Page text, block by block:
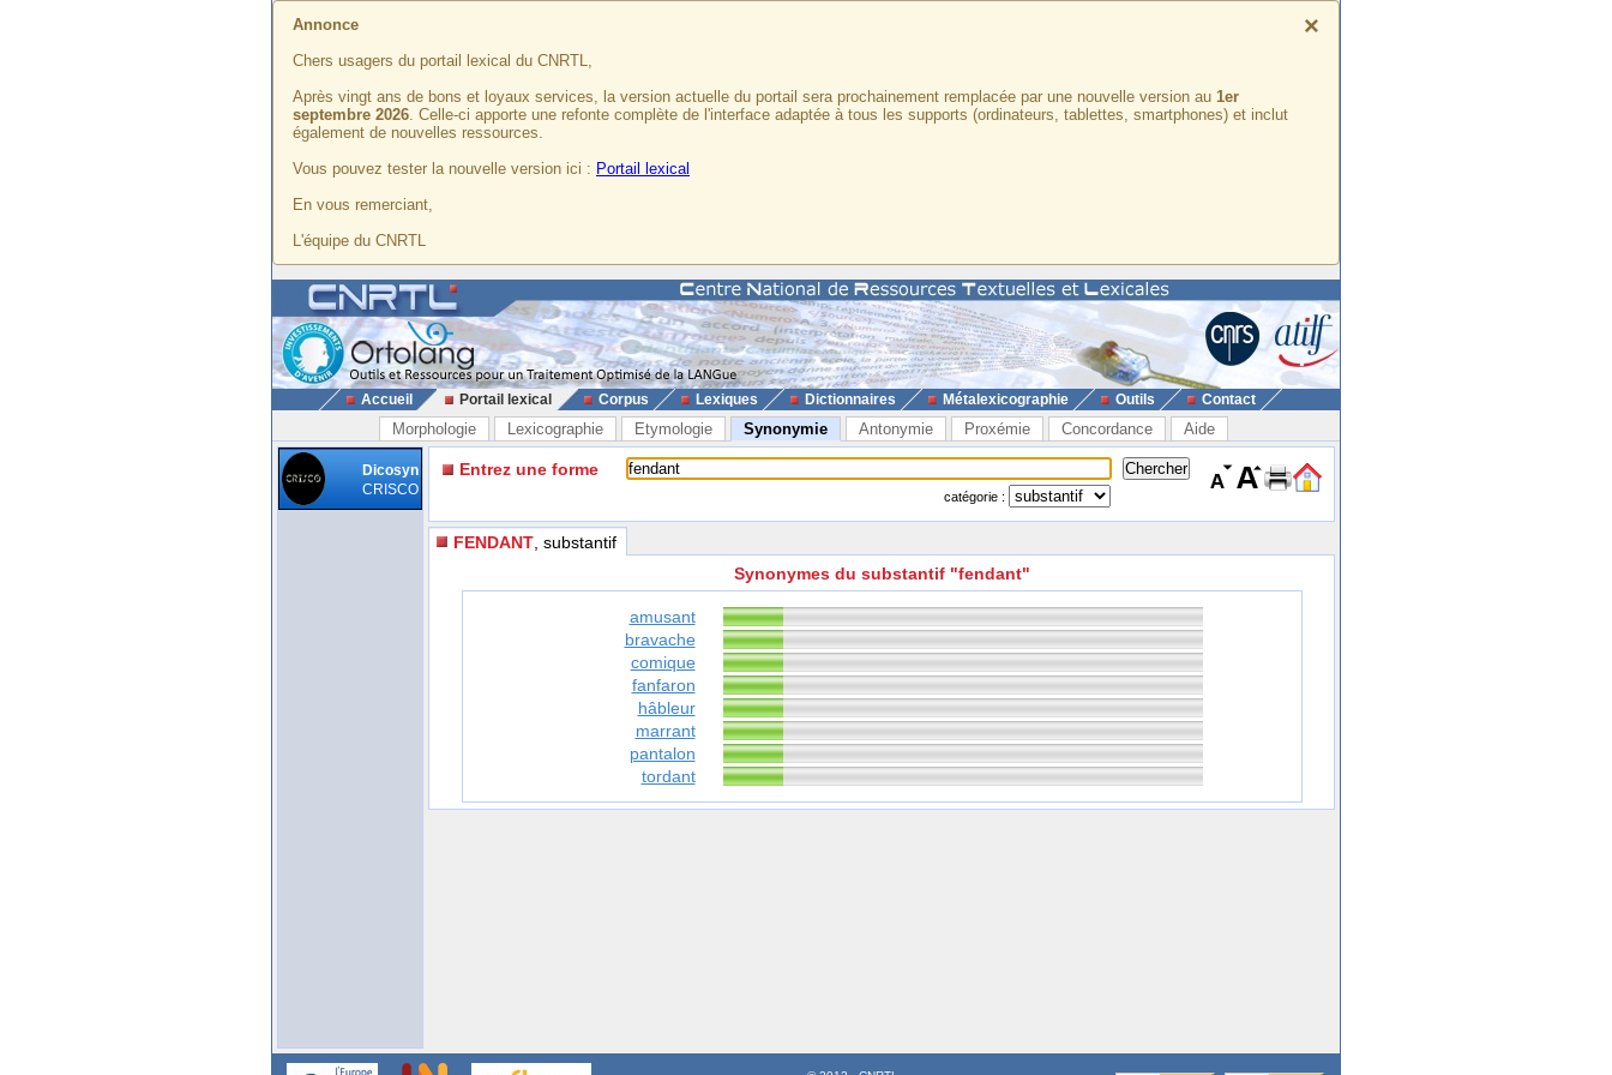
×
Annonce
Chers usagers du portail lexical du CNRTL,
Après vingt ans de bons et loyaux services, la version actuelle du portail sera prochainement remplacée par une nouvelle version au 1er
septembre 2026. Celle-ci apporte une refonte complète de l'interface adaptée à tous les supports (ordinateurs, tablettes, smartphones) et inclut
également de nouvelles ressources.
Vous pouvez tester la nouvelle version ici : Portail lexical
En vous remerciant,
L'équipe du CNRTL
Accueil Portail lexical Corpus Lexiques Dictionnaires Métalexicographie Outils Contact
Morphologie Lexicographie Etymologie Synonymie Antonymie Proxémie Concordance Aide
Dicosyn
CRISCO
Entrez une forme
catégorie :
FENDANT , substantif
Synonymes du substantif "fendant"
amusant
bravache
comique
fanfaron
hâbleur
marrant
pantalon
tordant